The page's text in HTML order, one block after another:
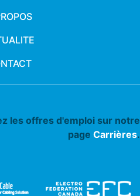
les offres d'emploi sur notre
page Carrières.